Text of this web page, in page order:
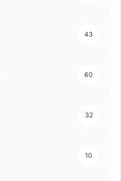
43
60
32
10